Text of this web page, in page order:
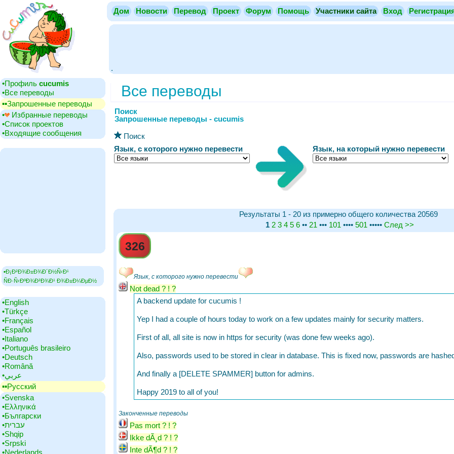
Дом Новости Перевод Проект Форум Помощь Участники сайта Вход
.
•‎Профиль cucumis
•‎Все переводы
▪▪‎Запрошенные переводы
•‎
Избранные переводы
•‎Cписок проектов
•‎Входящие сообщения
▪Ð¡Ð²Ð¾Ð±Ð¾Ð´Ð½Ñ‹Ð¹
ÑÐ·Ñ‹ÐºÐ¾Ð²Ð¾Ð¹ Ð¾Ð±Ð¼ÐµÐ½
•‎English
•‎Türkçe
•‎Français
•‎Español
•‎Italiano
•‎Português brasileiro
•‎Deutsch
•‎Română
•‎عربي
▪▪‎Русский
•‎Svenska
•‎Ελληνικά
•‎Български
•‎עברית
•‎Shqip
•‎Srpski
•‎Nederlands
Все переводы
Поиск
Запрошенные переводы - cucumis
Поиск
Язык, с которого нужно перевести
Язык, на который нужно перевести
Результаты 1 - 20 из примерно общего количества 20569
1 2 3 4 5 6•• 21 ••• 101 •••• 501 ••••• След >>
326
Язык, с которого нужно перевести
Not dead ? ! ?
A backend update for cucumis !
Yep I had a couple of hours today to work on a few updates mainly for security matters.
First of all, all site is now in https for security (was done few weeks ago).
Also, passwords used to be stored in clear in database. This is fixed now, passwords are
And finally a [DELETE SPAMMER] button for admins.
Happy 2019 to all of you!
Законченные переводы
Pas mort ? ! ?
Ikke dÃ¸d ? ! ?
Inte dÃ¶d ? ! ?